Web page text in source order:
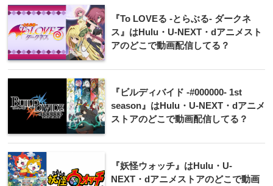
『To LOVEる -とらぶる- ダークネ
ス』はHulu・U-NEXT・dアニメスト
アのどこで動画配信してる？
『ビルディバイド -#000000- 1st
season』はHulu・U-NEXT・dアニメ
ストアのどこで動画配信してる？
『妖怪ウォッチ』はHulu・U-
NEXT・dアニメストアのどこで動画